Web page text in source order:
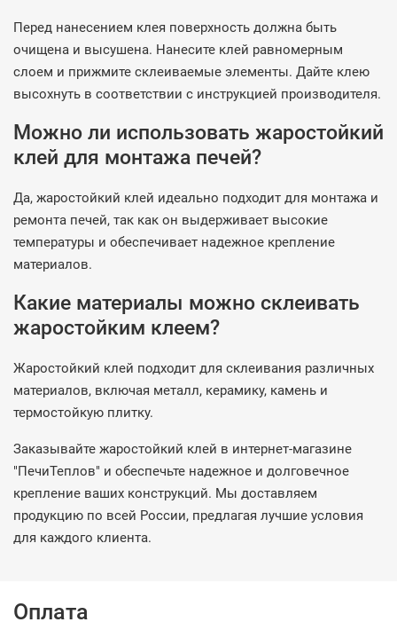
Перед нанесением клея поверхность должна быть
очищена и высушена. Нанесите клей равномерным
слоем и прижмите склеиваемые элементы. Дайте клею
высохнуть в соответствии с инструкцией производителя.
Можно ли использовать жаростойкий
клей для монтажа печей?
Да, жаростойкий клей идеально подходит для монтажа и
ремонта печей, так как он выдерживает высокие
температуры и обеспечивает надежное крепление
материалов.
Какие материалы можно склеивать
жаростойким клеем?
Жаростойкий клей подходит для склеивания различных
материалов, включая металл, керамику, камень и
термостойкую плитку.
Заказывайте жаростойкий клей в интернет-магазине
"ПечиТеплов" и обеспечьте надежное и долговечное
крепление ваших конструкций. Мы доставляем
продукцию по всей России, предлагая лучшие условия
для каждого клиента.
Оплата